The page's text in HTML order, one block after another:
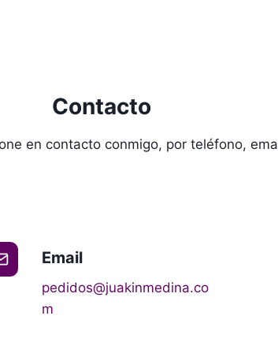
Contacto
en contacto conmigo, por teléfono,
Email
pedidos@juakinmedina.co
m